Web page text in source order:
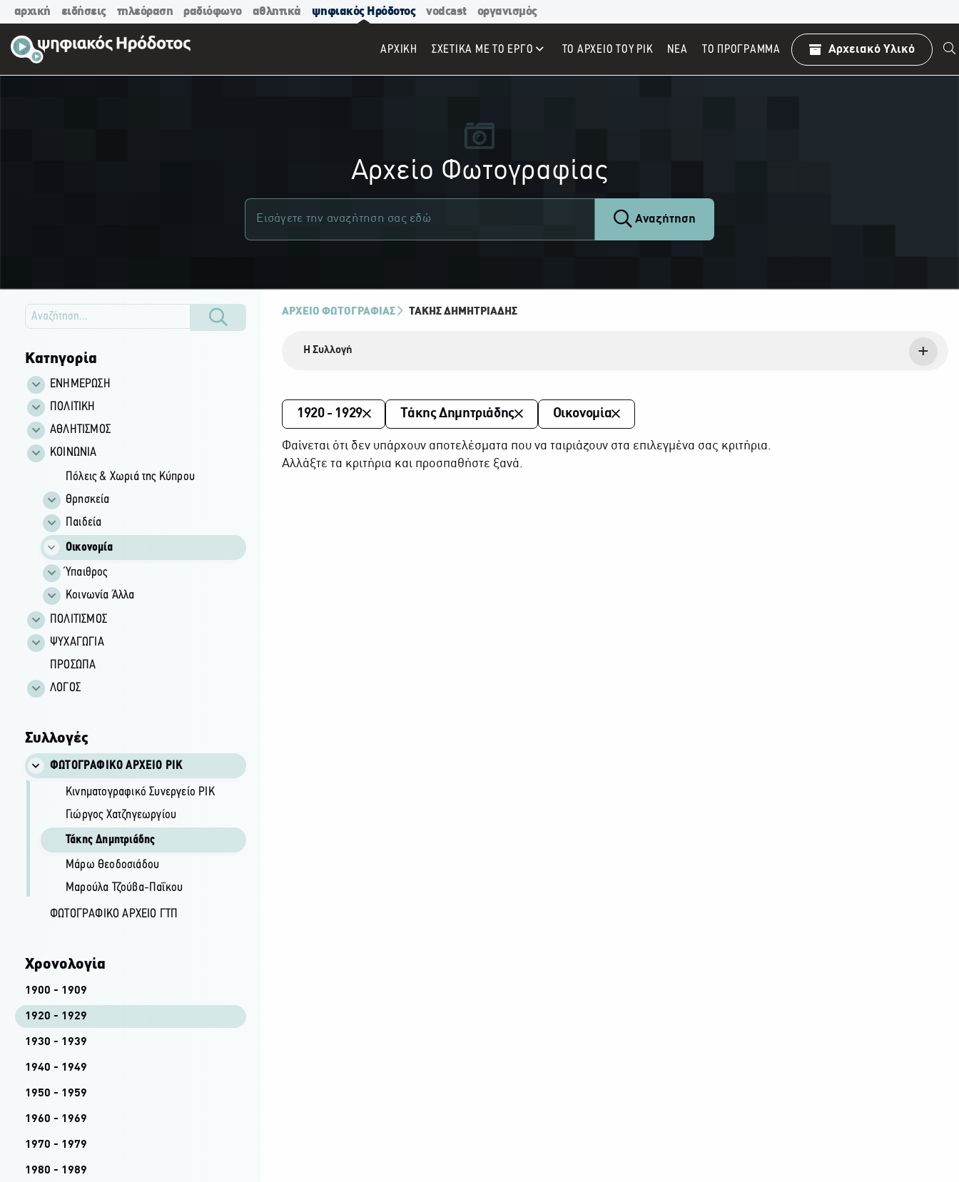
αρχική ειδήσεις τηλεόραση ραδιόφωνο αθλητικά ψηφιακός Ηρόδοτος vodcast οργανισμός
ΑΡΧΙΚΉ ΣΧΕΤΙΚΑ ΜΕ ΤΟ ΕΡΓΟ ΤΟ ΑΡΧΕΙΟ ΤΟΥ ΡΙΚ ΝΕΑ TO ΠΡΌΓΡΑΜΜΑ Αρχειακό Υλικό
Αρχείο Φωτογραφίας
Αναζήτηση
Κατηγορία
ΕΝΗΜΕΡΩΣΗ
ΠΟΛΙΤΙΚΗ
ΑΘΛΗΤΙΣΜΟΣ
ΚΟΙΝΩΝΙΑ
Πόλεις & Χωριά της Κύπρου
Θρησκεία
Παιδεία
Οικονομία
Ύπαιθρος
Κοινωνία Άλλα
ΠΟΛΙΤΙΣΜΟΣ
ΨΥΧΑΓΩΓΙΑ
ΠΡΟΣΩΠΑ
ΛΟΓΟΣ
Συλλογές
ΦΩΤΟΓΡΑΦΙΚΌ ΑΡΧΕΊΟ ΡΙΚ
Κινηματογραφικό Συνεργείο ΡΙΚ
Γιώργος Χατζηγεωργίου
Τάκης Δημητριάδης
Μάρω Θεοδοσιάδου
Μαρούλα Τζούβα-Παΐκου
ΦΩΤΟΓΡΑΦΙΚΌ ΑΡΧΕΊΟ ΓΤΠ
Χρονολογία
1900 - 1909
1920 - 1929
1930 - 1939
1940 - 1949
1950 - 1959
1960 - 1969
1970 - 1979
1980 - 1989
ΑΡΧΕΙΟ ΦΩΤΟΓΡΑΦΙΑΣ ΤΆΚΗΣ ΔΗΜΗΤΡΙΆΔΗΣ
Η Συλλογή
1920 - 1929 Τάκης Δημητριάδης Οικονομία
Φαίνεται ότι δεν υπάρχουν αποτελέσματα που να ταιριάζουν στα επιλεγμένα σας κριτήρια.
Αλλάξτε τα κριτήρια και προσπαθήστε ξανά.